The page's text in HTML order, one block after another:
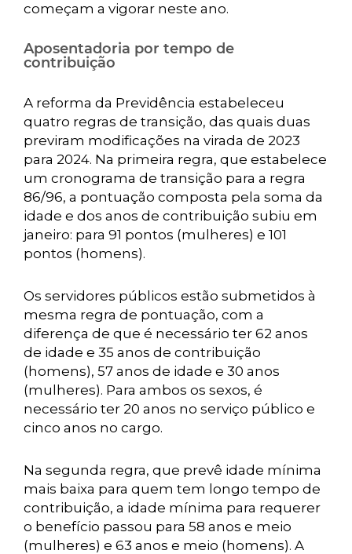
começam a vigorar neste ano.
Aposentadoria por tempo de
contribuição
A reforma da Previdência estabeleceu
quatro regras de transição, das quais duas
previram modificações na virada de 2023
para 2024. Na primeira regra, que estabelece
um cronograma de transição para a regra
86/96, a pontuação composta pela soma da
idade e dos anos de contribuição subiu em
janeiro: para 91 pontos (mulheres) e 101
pontos (homens).
Os servidores públicos estão submetidos à
mesma regra de pontuação, com a
diferença de que é necessário ter 62 anos
de idade e 35 anos de contribuição
(homens), 57 anos de idade e 30 anos
(mulheres). Para ambos os sexos, é
necessário ter 20 anos no serviço público e
cinco anos no cargo.
Na segunda regra, que prevê idade mínima
mais baixa para quem tem longo tempo de
contribuição, a idade mínima para requerer
o benefício passou para 58 anos e meio
(mulheres) e 63 anos e meio (homens). A